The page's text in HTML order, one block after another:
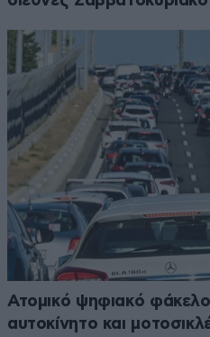
Ατομικό ψηφιακό
αυτοκίνητο και